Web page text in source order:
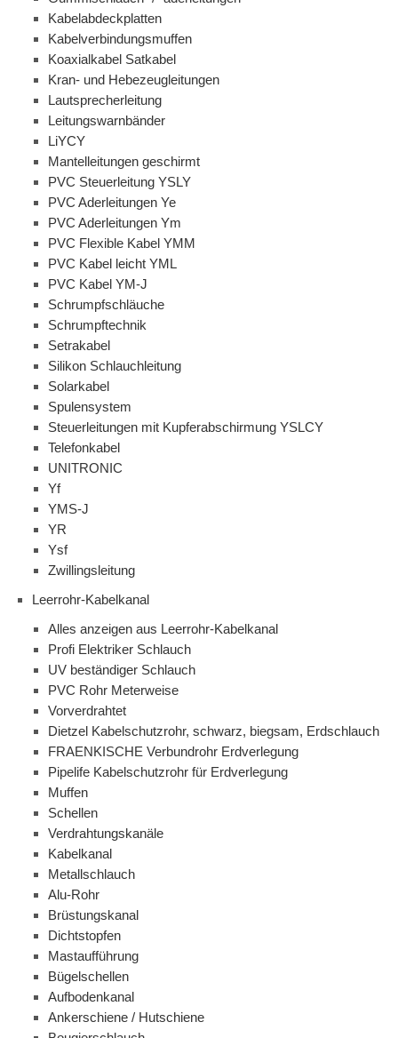
Kabelabdeckplatten
Kabelverbindungsmuffen
Koaxialkabel Satkabel
Kran- und Hebezeugleitungen
Lautsprecherleitung
Leitungswarnbänder
LiYCY
Mantelleitungen geschirmt
PVC Steuerleitung YSLY
PVC Aderleitungen Ye
PVC Aderleitungen Ym
PVC Flexible Kabel YMM
PVC Kabel leicht YML
PVC Kabel YM-J
Schrumpfschläuche
Schrumpftechnik
Setrakabel
Silikon Schlauchleitung
Solarkabel
Spulensystem
Steuerleitungen mit Kupferabschirmung YSLCY
Telefonkabel
UNITRONIC
Yf
YMS-J
YR
Ysf
Zwillingsleitung
Leerrohr-Kabelkanal
Alles anzeigen aus Leerrohr-Kabelkanal
Profi Elektriker Schlauch
UV beständiger Schlauch
PVC Rohr Meterweise
Vorverdrahtet
Dietzel Kabelschutzrohr, schwarz, biegsam, Erdschlauch
FRAENKISCHE Verbundrohr Erdverlegung
Pipelife Kabelschutzrohr für Erdverlegung
Muffen
Schellen
Verdrahtungskanäle
Kabelkanal
Metallschlauch
Alu-Rohr
Brüstungskanal
Dichtstopfen
Mastaufführung
Bügelschellen
Aufbodenkanal
Ankerschiene / Hutschiene